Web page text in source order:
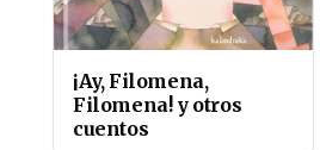
¡Ay, Filomena,
Filomena! y otros
cuentos